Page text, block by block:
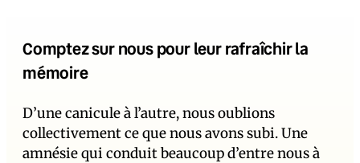
Comptez sur nous pour leur rafraîchir la
mémoire
D’une canicule à l’autre, nous oublions
collectivement ce que nous avons subi. Une
amnésie qui conduit beaucoup d’entre nous à